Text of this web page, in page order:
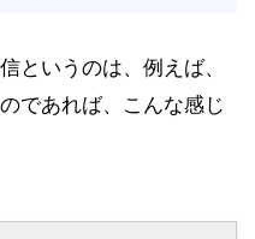
というのは、例えば、
であれば、こんな感じ